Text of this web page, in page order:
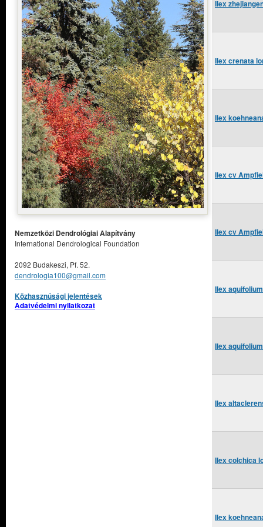
Ilex
Ilex crenata
Ilex
Ilex cv
Ilex cv
Ilex
Ilex
Ilex
Ilex colchica
Ilex
Nemzetközi Dendrológiai Alapítvány
International Dendrological Foundation
2092 Budakeszi, Pf. 52.
dendrologia100@gmail.com
Közhasznúsági jelentések
Adatvédelmi nyilatkozat